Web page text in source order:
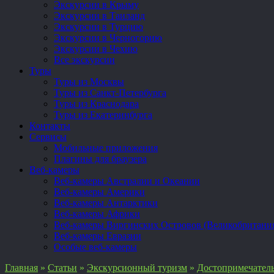
Экскурсии в Крыму
Экскурсии в Таиланд
Экскурсии в Турцию
Экскурсии в Черногорию
Экскурсии в Чехию
Все экскурсии
Туры
Туры из Москвы
Туры из Санкт-Петербурга
Туры из Краснодара
Туры из Екатеринбурга
Контакты
Сервисы
Мобильные приложения
Плагины для браузера
Веб-камеры
Веб-камеры Австралии и Океании
Веб-камеры Америки
Веб-камеры Антарктики
Веб-камеры Африки
Веб-камеры Виргинских Островов
Веб-камеры Евразии
Особые веб-камеры
Главная » Статьи » Экскурсионный туризм »